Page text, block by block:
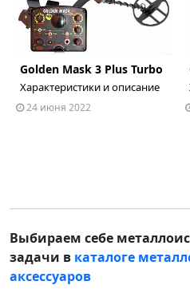
Golden Mask 3 Plus Turbo
Характеристики и описание
24 июня 2022
Выбираем себе
задачи в каталоге
аксессуаров